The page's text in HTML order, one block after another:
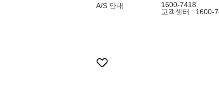
A/S 안내
1600-7418
고객센터 : 1600-